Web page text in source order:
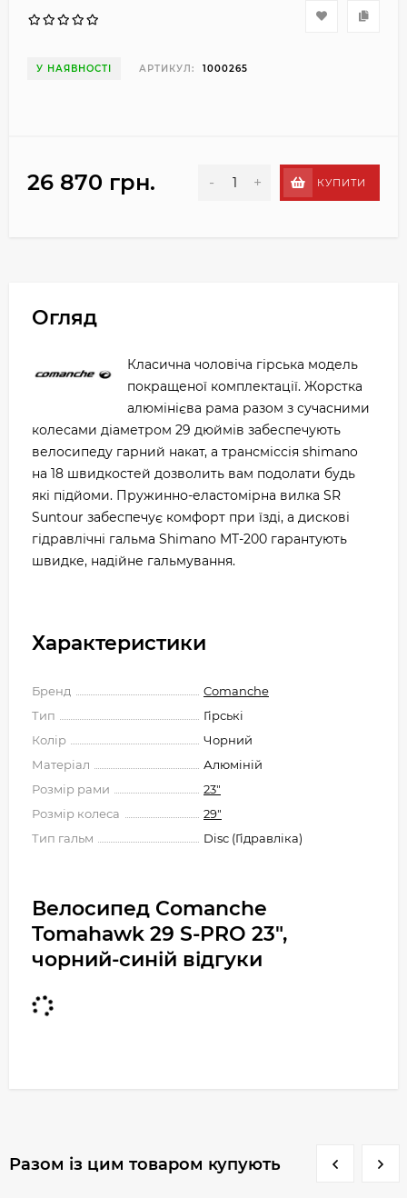
У НАЯВНОСТІ АРТИКУЛ: 1000265
26 870 грн. - + КУПИТИ
Огляд
Класична чоловіча гірська модель
покращеної комплектації. Жорстка
алюмінієва рама разом з сучасними
колесами діаметром 29 дюймів забеспечують
велосипеду гарний накат, а трансміссія shimano
на 18 швидкостей дозволить вам подолати будь
які підйоми. Пружинно-еластомірна вилка SR
Suntour забеспечує комфорт при їзді, а дискові
гідравлічні гальма Shimano MT-200 гарантують
швидке, надійне гальмування.
Характеристики
Бренд
Comanche
Тип
Гірські
Колір
Чорний
Матеріал
Алюміній
Розмір рами
23"
Розмір колеса
29"
Тип гальм
Disc (Гідравліка)
Велосипед Comanche
Tomahawk 29 S-PRO 23",
чорний-синій відгуки
Разом із цим товаром купують